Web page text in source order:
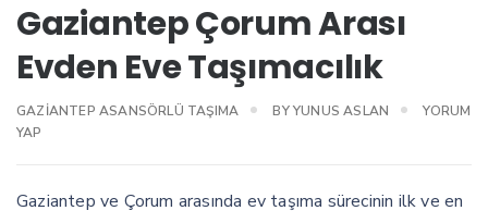
Gaziantep Çorum Arası
Evden Eve Taşımacılık
GAZIANTEP ASANSÖRLÜ TAŞIMA BYYUNUS ASLAN
YORUM
YAP
Gaziantep ve Çorum arasında ev taşıma sürecinin ilk ve en